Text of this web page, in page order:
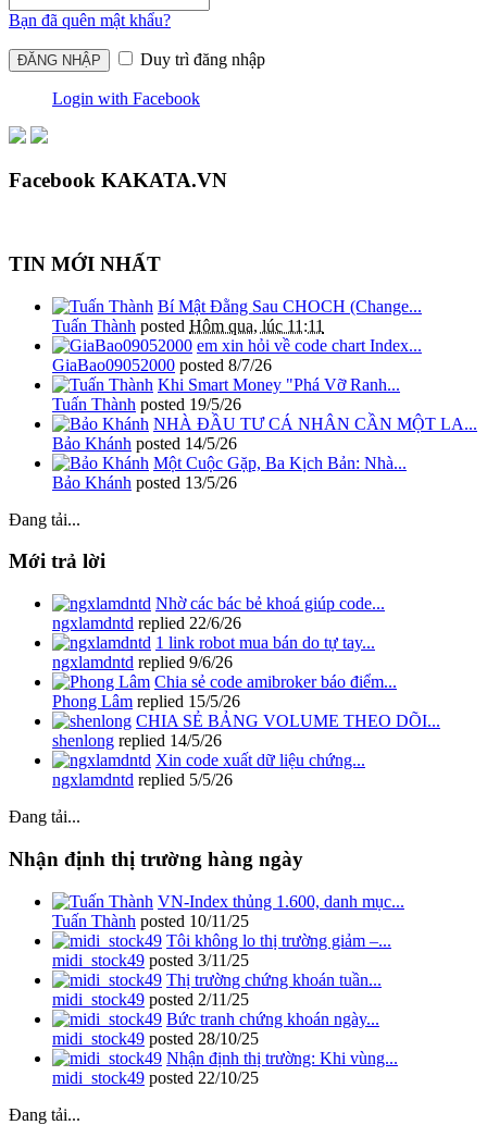
Bạn đã quên mật khẩu?
Duy trì đăng nhập
Login with Facebook
Facebook KAKATA.VN
TIN MỚI NHẤT
Bí Mật Đằng Sau CHOCH (Change...
Tuấn Thành posted Hôm qua, lúc 11:11
em xin hỏi về code chart Index...
GiaBao09052000 posted 8/7/26
Khi Smart Money "Phá Vỡ Ranh...
Tuấn Thành posted 19/5/26
NHÀ ĐẦU TƯ CÁ NHÂN CẦN MỘT LA...
Bảo Khánh posted 14/5/26
Một Cuộc Gặp, Ba Kịch Bản: Nhà...
Bảo Khánh posted 13/5/26
Đang tải...
Mới trả lời
Nhờ các bác bẻ khoá giúp code...
ngxlamdntd replied 22/6/26
1 link robot mua bán do tự tay...
ngxlamdntd replied 9/6/26
Chia sẻ code amibroker báo điểm...
Phong Lâm replied 15/5/26
CHIA SẺ BẢNG VOLUME THEO DÕI...
shenlong replied 14/5/26
Xin code xuất dữ liệu chứng...
ngxlamdntd replied 5/5/26
Đang tải...
Nhận định thị trường hàng ngày
VN-Index thủng 1.600, danh mục...
Tuấn Thành posted 10/11/25
Tôi không lo thị trường giảm –...
midi_stock49 posted 3/11/25
Thị trường chứng khoán tuần...
midi_stock49 posted 2/11/25
Bức tranh chứng khoán ngày...
midi_stock49 posted 28/10/25
Nhận định thị trường: Khi vùng...
midi_stock49 posted 22/10/25
Đang tải...